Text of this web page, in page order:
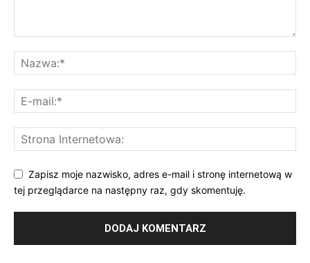
Zapisz moje nazwisko, adres e-mail i stronę internetową w
tej przeglądarce na następny raz, gdy skomentuję.